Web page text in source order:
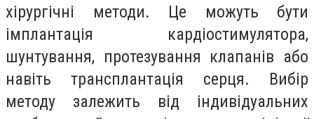
хірургічні методи. Це можуть бути
імплантація кардіостимулятора,
шунтування, протезування клапанів або
навіть трансплантація серця. Вибір
методу залежить від індивідуальних